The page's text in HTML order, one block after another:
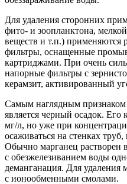
Для удаления сторонних
фито- и зоопланктона,
веществ и т.п.) применяются
фильтры, оснащенные
картриджами. При очень
напорные фильтры с
керамзит, активированный
Самым наглядным признаком
является черный осадок. Его
мг/л, но уже при
осаживаться на стенках
Обычно марганец растворен
с обезжелезиванием воды
деманганация. Для удаления
с ионообменными смолами.